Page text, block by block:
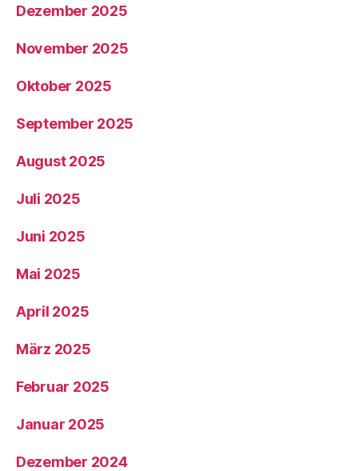
Dezember 2025
November 2025
Oktober 2025
September 2025
August 2025
Juli 2025
Juni 2025
Mai 2025
April 2025
März 2025
Februar 2025
Januar 2025
Dezember 2024